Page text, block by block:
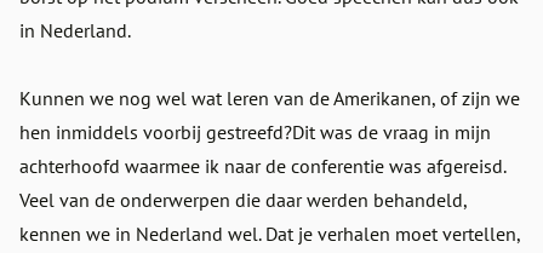
in Nederland.
Kunnen we nog wel wat leren van de Amerikanen, of zijn we
hen inmiddels voorbij gestreefd?Dit was de vraag in mijn
achterhoofd waarmee ik naar de conferentie was afgereisd.
Veel van de onderwerpen die daar werden behandeld,
kennen we in Nederland wel. Dat je verhalen moet vertellen,